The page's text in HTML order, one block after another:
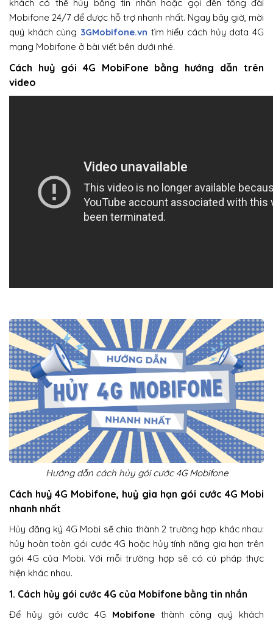
khách có thể hủy bằng tin nhắn hoặc gọi đến tổng đài
Mobifone 24/7 để được hỗ trợ nhanh nhất. Ngay bây giờ, mời
quý khách cùng 3GMobifone.vn tìm hiểu cách hủy data 4G
mạng Mobifone ở bài viết bên dưới nhé.
Cách huỷ gói 4G MobiFone bằng hướng dẫn trên
video
Hướng dẫn cách hủy gói cước 4G Mobifone
Cách huỷ 4G Mobifone, huỷ gia hạn gói cước 4G Mobi
nhanh nhất
Hủy đăng ký 4G Mobi sẽ chia thành 2 trường hợp khác nhau:
hủy hoàn toàn gói cước 4G hoặc hủy tính năng gia hạn trên
gói 4G của Mobi. Với mỗi trường hợp sẽ có cú pháp thực
hiện khác nhau.
1. Cách hủy gói cước 4G của Mobifone bằng tin nhắn
Để hủy gói cước 4G Mobifonethành công quý khách